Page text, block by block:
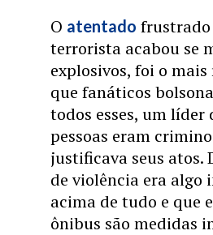
O atentado frustrado
terrorista acabou se
explosivos, foi o
que fanáticos
todos esses, um
pessoas eram
justificava seus atos.
de violência era algo
acima de tudo e que
ônibus são medidas